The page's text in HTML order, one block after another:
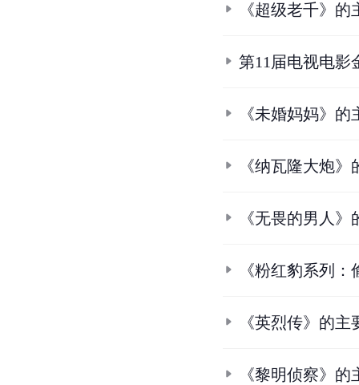
《超级老千》的
第11届电视电影
《未婚妈妈》的
《纳瓦隆大炮
《无畏的男人
《粉红豹系列
《英烈传》的主
《黎明侦察》的